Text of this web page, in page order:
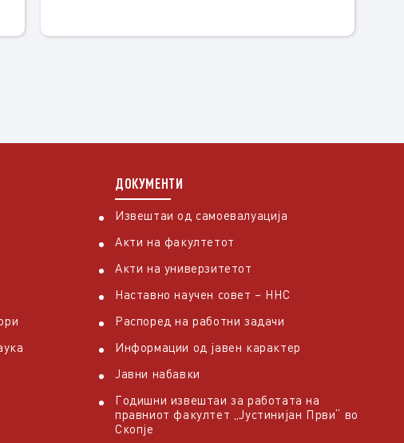
ДОКУМЕНТИ
Извештаи од самоевалуација
Акти на факултетот
Акти на универзитетот
Наставно научен совет – ННС
Распоред на работни задачи
Информации од јавен карактер
Јавни набавки
Годишни извештаи за работата на
правниот факултет „Јустинијан Први“ во
Скопје